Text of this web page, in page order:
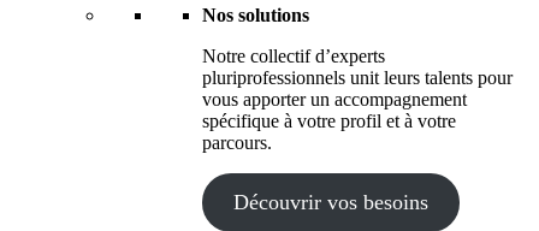
Nos solutions
Notre collectif d’experts
pluriprofessionnels unit leurs talents pour
vous apporter un accompagnement
spécifique à votre profil et à votre
parcours.
Découvrir vos besoins